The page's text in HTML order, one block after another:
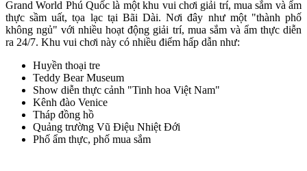
Grand World Phú Quốc là một khu vui chơi giải trí, mua sắm và ẩm
thực sầm uất, tọa lạc tại Bãi Dài. Nơi đây như một "thành phố
không ngủ" với nhiều hoạt động giải trí, mua sắm và ẩm thực diễn
ra 24/7. Khu vui chơi này có nhiều điểm hấp dẫn như:
Huyền thoại tre
Teddy Bear Museum
Show diễn thực cảnh "Tinh hoa Việt Nam"
Kênh đào Venice
Tháp đồng hồ
Quảng trường Vũ Điệu Nhiệt Đới
Phố ẩm thực, phố mua sắm